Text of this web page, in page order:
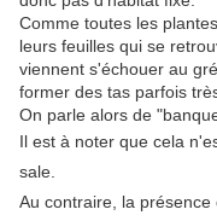
Comme toutes les
leurs feuilles qui se
viennent s'échouer au
former des tas parfois
On parle alors de
Il est à noter que cela
sale.
Au contraire, la